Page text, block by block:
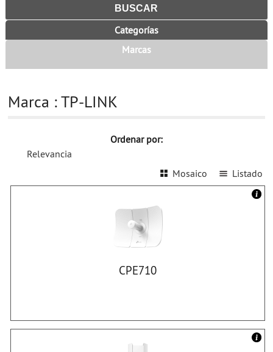
Categorías
Marcas
Marca : TP-LINK
Ordenar por:
Relevancia
Listado
Mosaico
CPE710